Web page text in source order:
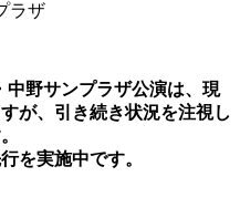
ラザ
中野サンプラザ公演は、現
が、引き続き状況を注視し
を実施中です。